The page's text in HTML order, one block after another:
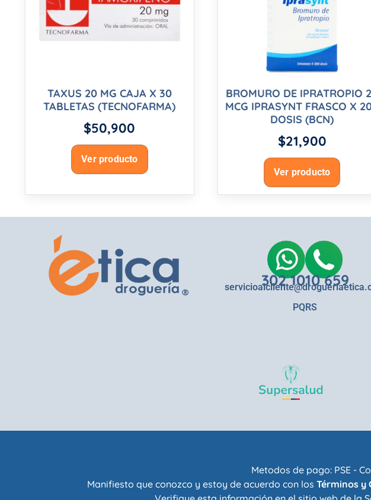
TAXUS 20 MG CAJA X 30
TABLETAS (TECNOFARMA)
$50,900
Ver producto
BROMURO DE IPRATROPIO
MCG IPRASYNT FRASCO X
DOSIS (BCN)
$21,900
Ver producto
302 1010 659
PQRS
Metodos de pago: PSE -
Manifiesto que conozco y estoy de acuerdo con los Términos y